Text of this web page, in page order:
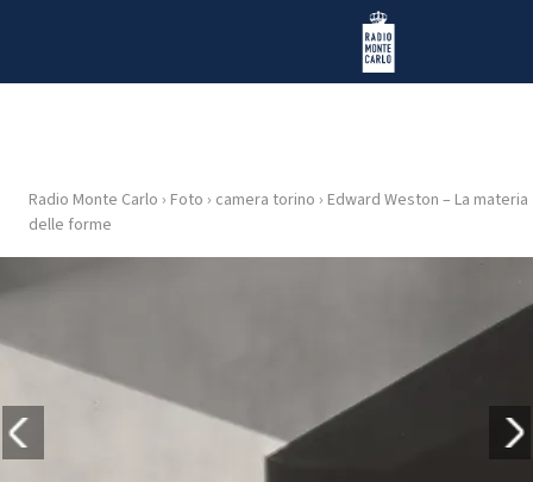
Radio Monte Carlo
HOME
WEB
RADIO
Radio Monte Carlo › Foto › camera torino › Edward Weston – La materia
delle forme